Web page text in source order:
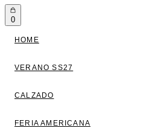
0
HOME
VERANO SS27
CALZADO
FERIA AMERICANA